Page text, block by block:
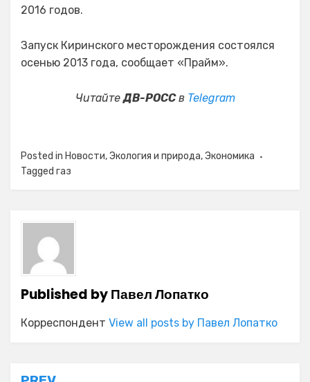
2016 годов.
Запуск Киринского месторождения состоялся
осенью 2013 года, сообщает «Прайм».
ЧитайтеДВ-РОССв Telegram
Posted in Новости,Экология и природа,Экономика
Tagged газ
Published byПавел Лопатко
Корреспондент View all posts by Павел Лопатко